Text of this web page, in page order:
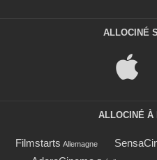
ALLOCINÉ
ALLOCINÉ À
Filmstarts Allemagne